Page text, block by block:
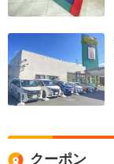
クーポン